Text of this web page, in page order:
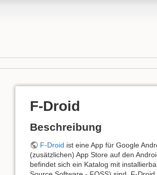
F-Droid
Beschreibung
F-Droid ist eine App für Google
(zusätzlichen) App Store auf den
befindet sich ein Katalog mit